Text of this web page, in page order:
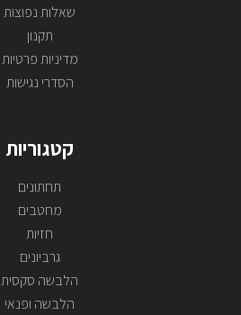
שאלות נפוצות
תקנון
מדיניות פרטיות
הסדרי נגישות
קטגוריות
תחתונים
מחטבים
חזיות
גרביונים
הלבשה סקסית
הלבשה ופנאי